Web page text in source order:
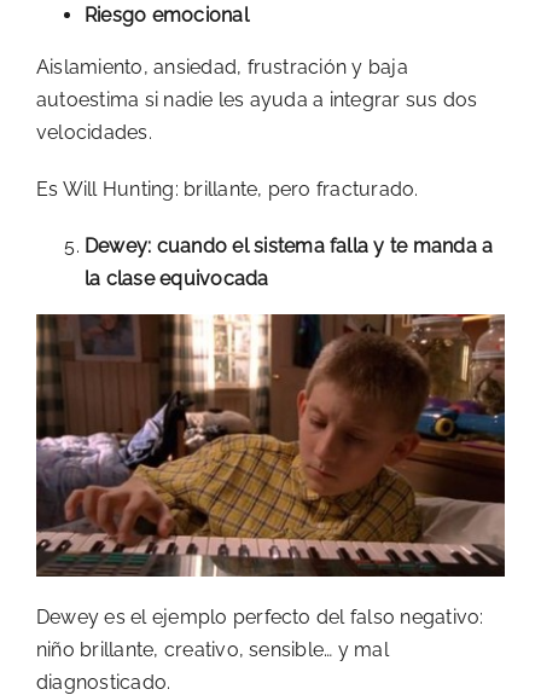
Riesgo emocional
Aislamiento, ansiedad, frustración y baja
autoestima si nadie les ayuda a integrar sus dos
velocidades.
Es Will Hunting: brillante, pero fracturado.
Dewey: cuando el sistema falla y te manda a
la clase equivocada
Dewey es el ejemplo perfecto del falso negativo:
niño brillante, creativo, sensible… y mal
diagnosticado.